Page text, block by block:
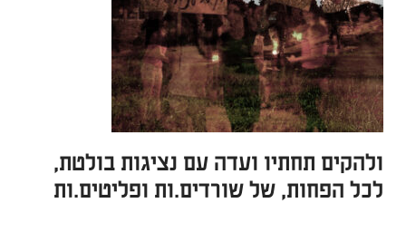
ולהקים תחתיו ועדה עם נציגות בולטת,
לכל הפחות, של שורדים.ות ופליטים.ות